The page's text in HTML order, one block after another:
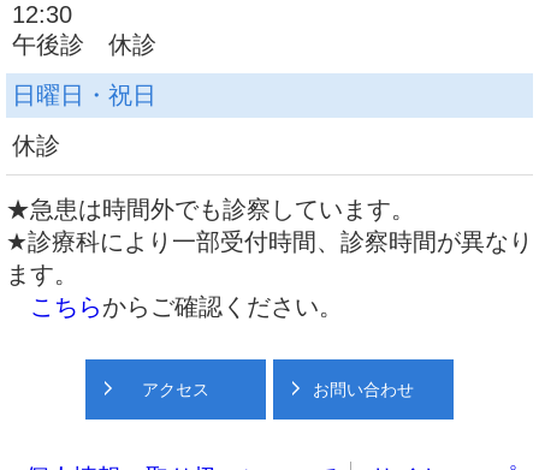
12:30
午後診 休診
日曜日・祝日
休診
★急患は時間外でも診察しています。
★診療科により一部受付時間、診察時間が異なり
ます。
こちらからご確認ください。
アクセス お問い合わせ